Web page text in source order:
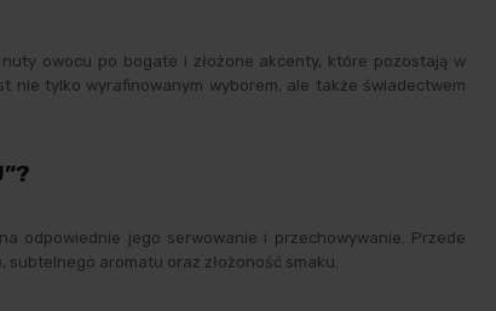
owocu po bogate i złożone akcenty, które pozostają w
nie tylko wyrafinowanym wyborem, ale także świadectwem
odpowiednie jego serwowanie i przechowywanie. Przede
aromatu oraz złożoność smaku.